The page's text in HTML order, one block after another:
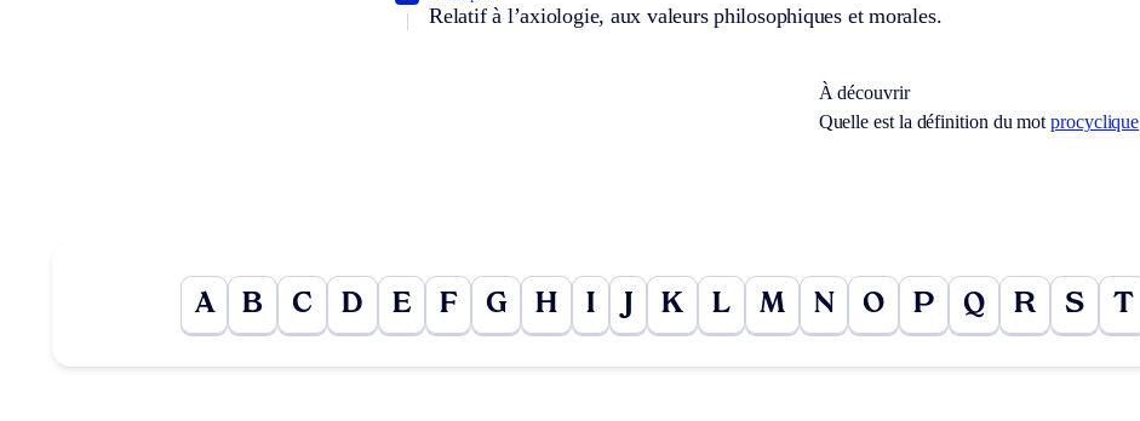
Relatif à l’axiologie, aux valeurs philosophiques et morales.
À découvrir
Quelle est la définition du motprocyclique
A B C D E F G H I K L M N O P Q R S T